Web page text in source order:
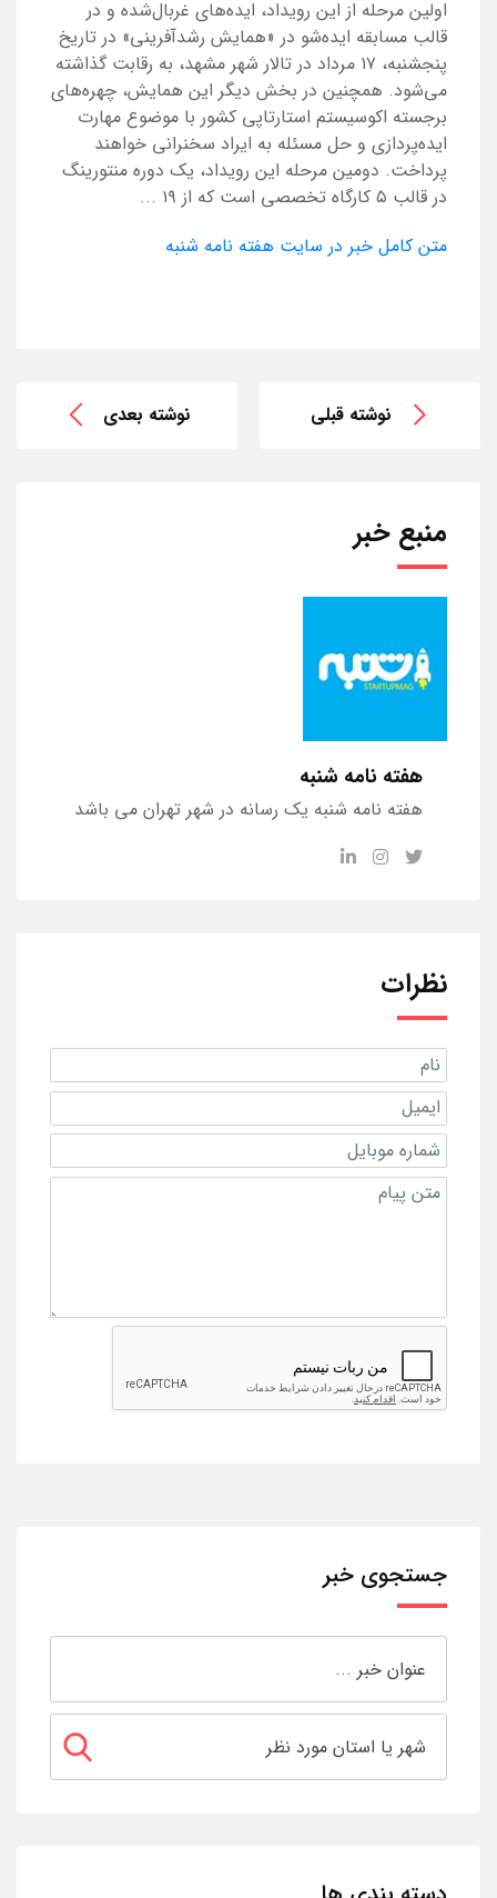
اولین مرحله از این رویداد، ایده‌های غربال‌شده و در
قالب مسابقه ایده‌شو در «همایش رشدآفرینی» در تاریخ
پنجشنبه، ۱۷ مرداد در تالار شهر مشهد، به رقابت گذاشته
می‌شود. همچنین در بخش دیگر این همایش، چهره‌های
برجسته اکوسیستم استارتاپی کشور با موضوع مهارت
ایده‌پردازی و حل مسئله به ایراد سخنرانی خواهند
پرداخت. دومین مرحله این رویداد، یک دوره منتورینگ
در قالب ۵ کارگاه تخصصی است که از ۱۹ ...
متن کامل خبر در سایت هفته نامه شنبه
نوشته قبلی نوشته بعدی
منبع خبر
هفته نامه شنبه
هفته نامه شنبه یک رسانه در شهر تهران می باشد
نظرات
جستجوی خبر